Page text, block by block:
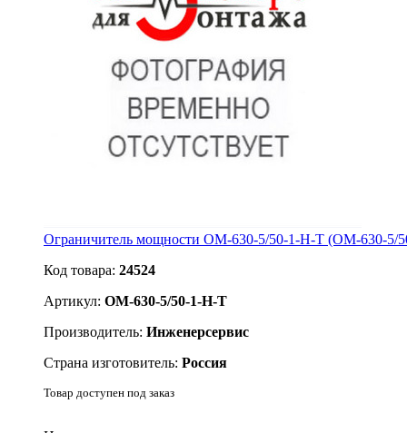
Ограничитель мощности ОМ-630-5/50-1-Н-Т (ОМ-630-5/
Код товара: 24524
Артикул: ОМ-630-5/50-1-Н-Т
Производитель: Инженерсервис
Страна изготовитель: Россия
Товар доступен под заказ